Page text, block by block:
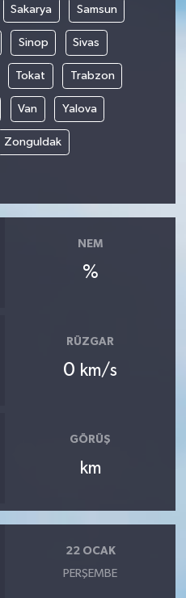
Sakarya Samsun
Sinop Sivas
Tokat Trabzon
Van Yalova
Zonguldak
NEM
%
RÜZGAR
0 km/s
GÖRÜŞ
km
22 OCAK
PERŞEMBE